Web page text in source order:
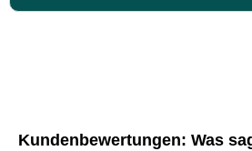
Kundenbewertungen: Was